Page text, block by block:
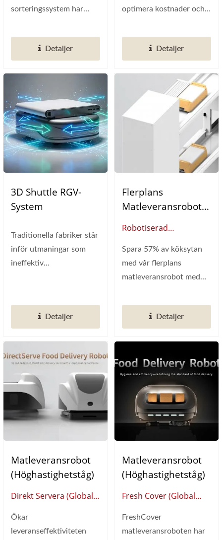
sorteringssystem har
hög
hastighetssortering,...
Detaljer
optimera kostnader och
Detaljer
3D Shuttle RGV-
System
Traditionella fabriker står
inför utmaningar som
ineffektiv
Detaljer
Flerplans
Matleveransrobot
Robotiserad
Spara 57% av köksytan
med vår flerplans
matleveransrobot med
snabbare...
Detaljer
Matleveransrobot
(Höghastighetståg)
Direkt Servera (Global
Ökar
leveranseffektiviteten
Matleveransrobot
(Höghastighetståg)
Fresh Cover (Global
FreshCover
matleveransroboten har